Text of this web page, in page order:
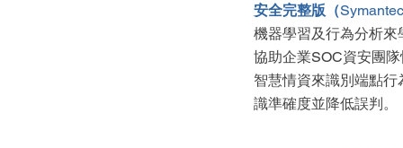
安全完整版（
機器學習及行為分析
協助企業SOC資安團
智慧情資來識別端點
識準確度並降低誤判。